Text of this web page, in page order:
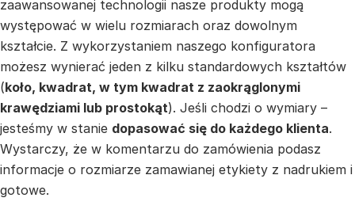
zaawansowanej technologii nasze produkty mogą
występować w wielu rozmiarach oraz dowolnym
kształcie. Z wykorzystaniem naszego konfiguratora
możesz wynierać jeden z kilku standardowych kształtów
(koło, kwadrat, w tym kwadrat z zaokrąglonymi
krawędziami lub prostokąt). Jeśli chodzi o wymiary –
jesteśmy w stanie dopasować się do każdego klienta.
Wystarczy, że w komentarzu do zamówienia podasz
informacje o rozmiarze zamawianej etykiety z nadrukiem i
gotowe.